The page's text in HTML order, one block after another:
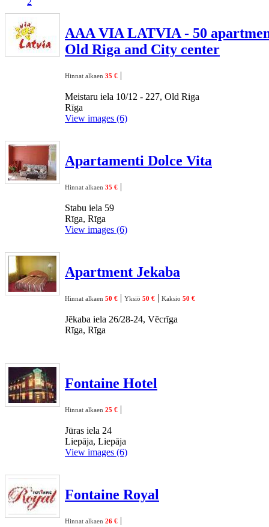
AAA VIA LATVIA - 50
Old Riga and City center
Hinnat alkaen 35 € |
Meistaru iela 10/12 - 227, Old Riga
Rīga
View images (6)
Apartamenti Dolce Vita
Hinnat alkaen 35 € |
Stabu iela 59
Rīga, Rīga
View images (6)
Apartment Jekaba
Hinnat alkaen 50 € | Yksiö 50 € | Kaksio 50 €
Jēkaba iela 26/28-24, Vēcrīga
Rīga, Rīga
Fontaine Hotel
Hinnat alkaen 25 € |
Jūras iela 24
Liepāja, Liepāja
View images (6)
Fontaine Royal
Hinnat alkaen 26 € |